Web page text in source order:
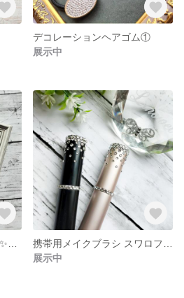
デコレーションヘアゴム①
展示中
展示中